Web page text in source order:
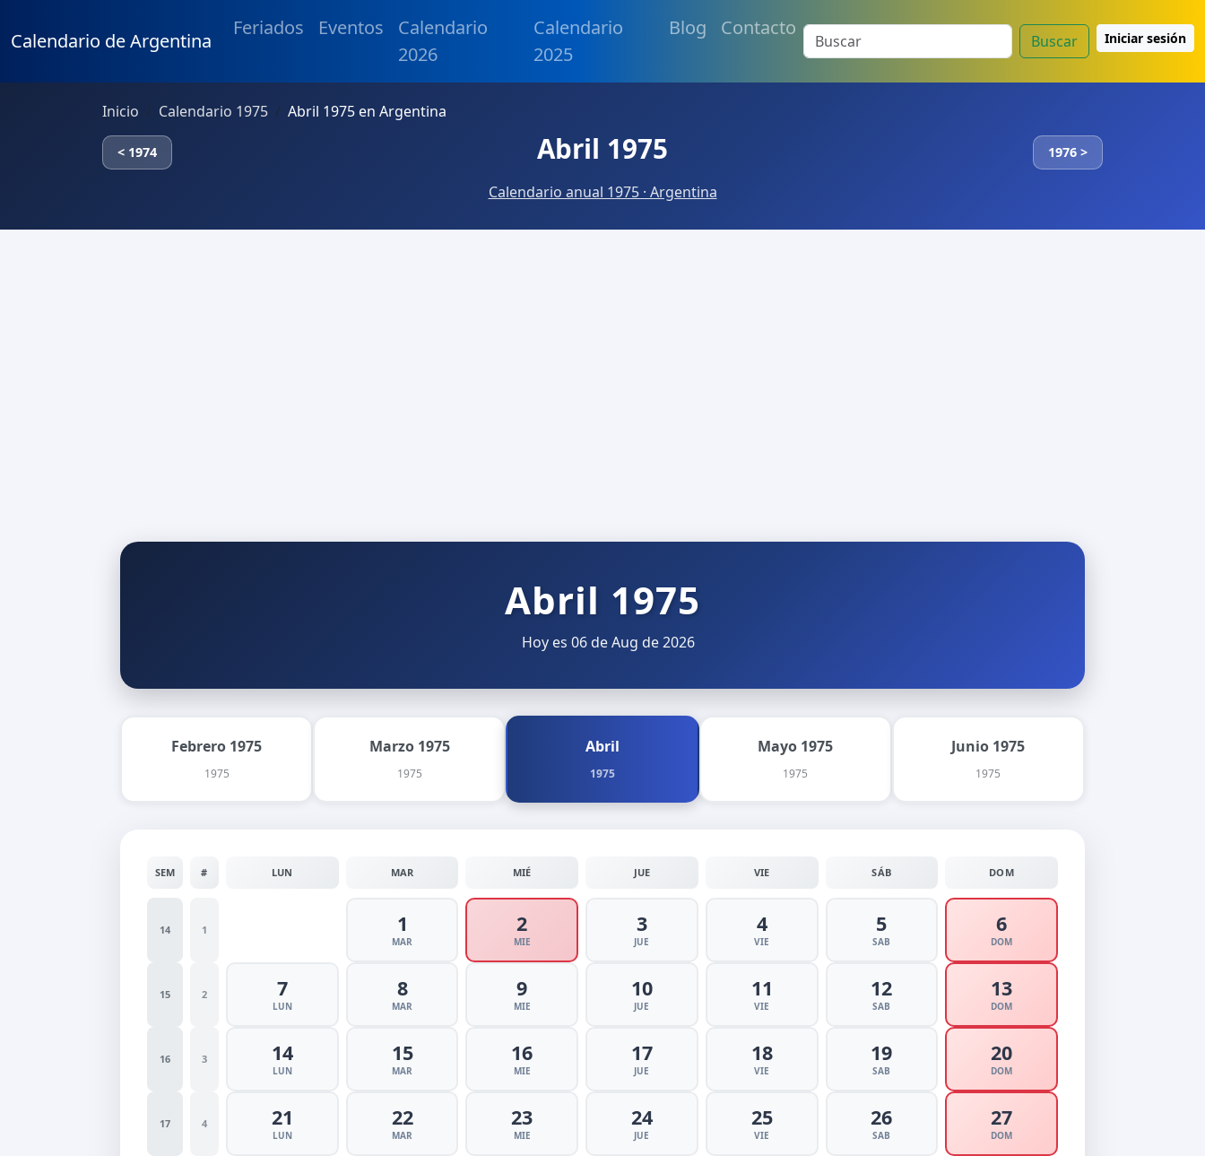
Calendario de Argentina
Feriados Eventos
Calendario
2026
Calendario
2025
Blog Contacto
Buscar Iniciar sesión
Inicio Calendario 1975 Abril 1975 en Argentina
< 1974 Abril 1975 1976 >
Calendario anual 1975 · Argentina
Abril 1975
Hoy es 06 de Aug de 2026
Febrero 1975
1975
Marzo 1975
1975
Abril
1975
Mayo 1975
1975
Junio 1975
1975
SEM # LUN MAR MIÉ JUE VIE SÁB DOM
14 1 1
MAR
2
MIE
3
JUE
4
VIE
5
SAB
6
DOM
15 2 7
LUN
8
MAR
9
MIE
10
JUE
11
VIE
12
SAB
13
DOM
16 3 14
LUN
15
MAR
16
MIE
17
JUE
18
VIE
19
SAB
20
DOM
17 4 21
LUN
22
MAR
23
MIE
24
JUE
25
VIE
26
SAB
27
DOM